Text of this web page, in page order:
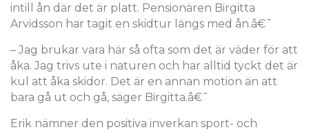
intill ån där det är platt. Pensionären Birgitta
Arvidsson har tagit en skidtur längs med ån.â€¯
– Jag brukar vara här så ofta som det är väder för att
åka. Jag trivs ute i naturen och har alltid tyckt det är
kul att åka skidor. Det är en annan motion än att
bara gå ut och gå, säger Birgitta.â€¯
Erik nämner den positiva inverkan sport- och